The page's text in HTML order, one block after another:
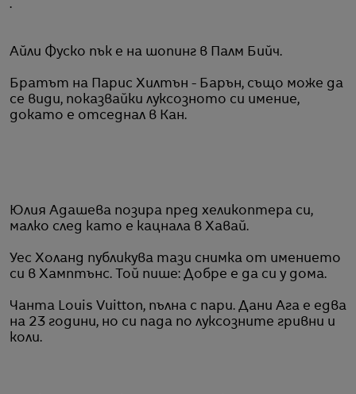
.
Айли Фуско пък е на шопинг в Палм Бийч.
Братът на Парис Хилтън - Барън, също може да
се види, показвайки луксозното си имение,
докато е отседнал в Кан.
Юлия Адашева позира пред хеликоптера си,
малко след като е кацнала в Хавай.
Уес Холанд публикува тази снимка от имението
си в Хамптънс. Той пише: Добре е да си у дома.
Чанта Louis Vuitton, пълна с пари. Дани Ага е едва
на 23 години, но си пада по луксозните гривни и
коли.